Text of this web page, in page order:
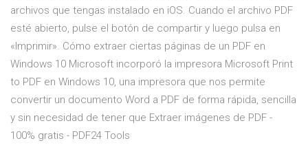
archivos que tengas instalado en iOS. Cuando el archivo PDF
esté abierto, pulse el botón de compartir y luego pulsa en
«Imprimir». Cómo extraer ciertas páginas de un PDF en
Windows 10 Microsoft incorporó la impresora Microsoft Print
to PDF en Windows 10, una impresora que nos permite
convertir un documento Word a PDF de forma rápida, sencilla
y sin necesidad de tener que Extraer imágenes de PDF -
100% gratis - PDF24 Tools